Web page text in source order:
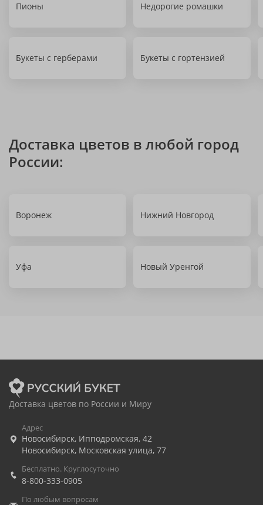
Пионы Недорогие ромашки
Букеты с герберами Букеты с гортензией
Доставка цветов в любой город
России:
Воронеж Нижний Новгород
Уфа Новый Уренгой
Доставка цветов по России и Миру
Адрес
Новосибирск, Ипподромская, 42
Новосибирск, Московская улица, 77
Бесплатно. Круглосуточно
8-800-333-0905
По любым вопросам